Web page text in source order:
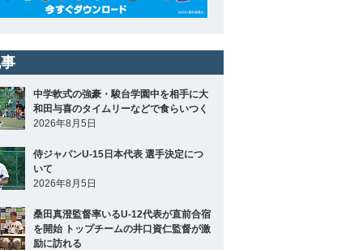
中学軟式の強豪・駿台学園中を相手に大
和田与喜のタイムリーなどで食らいつく
2026年8月5日
侍ジャパンU-15日本代表 選手決定につ
いて
2026年8月5日
桑田真澄監督率いるU-12代表が直前合宿
を開始 トップチームの井口資仁監督が激
励に訪れる